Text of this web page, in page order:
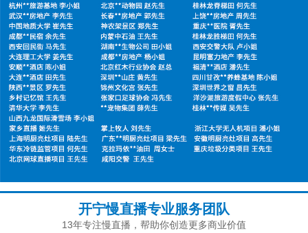
开宁慢直播专业服务团队
13年专注慢直播，帮助你创造更多商业价值